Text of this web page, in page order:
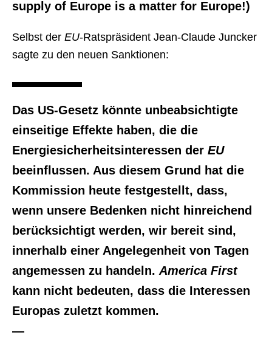
supply of Europe is a matter for Europe!)
Selbst der EU-Ratspräsident Jean-Claude Juncker
sagte zu den neuen Sanktionen:
Das US-Gesetz könnte unbeabsichtigte
einseitige Effekte haben, die die
Energiesicherheitsinteressen der EU
beeinflussen. Aus diesem Grund hat die
Kommission heute festgestellt, dass,
wenn unsere Bedenken nicht hinreichend
berücksichtigt werden, wir bereit sind,
innerhalb einer Angelegenheit von Tagen
angemessen zu handeln. America First
kann nicht bedeuten, dass die Interessen
Europas zuletzt kommen.
—